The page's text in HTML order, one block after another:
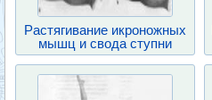
Растягивание икроножных
мышц и свода ступни